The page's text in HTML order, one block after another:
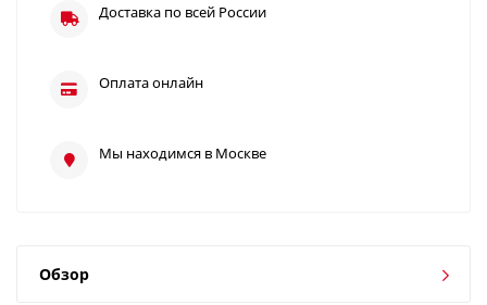
Доставка по всей России
Оплата онлайн
Мы находимся в Москве
Обзор